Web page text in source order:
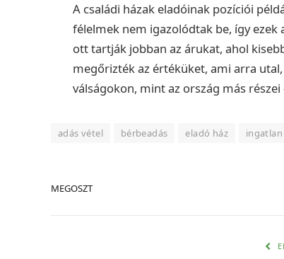
A családi házak eladóinak pozíciói
félelmek nem igazolódtak be, így
ott tartják jobban az árukat, ahol
megőrizték az értéküket, ami arra
válságokon, mint az ország más
adás vétel bérbeadás eladó ház ingatlan
MEGOSZT